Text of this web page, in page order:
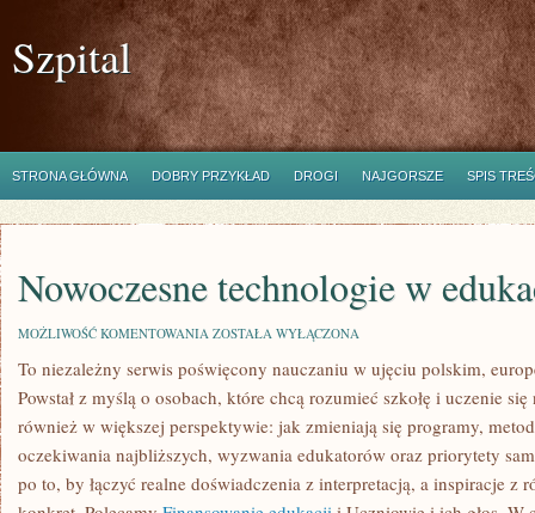
Szpital
STRONA GŁÓWNA DOBRY PRZYKŁAD DROGI NAJGORSZE SPIS
Nowoczesne technologie w
MOŻLIWOŚĆ KOMENTOWANIA NOWOCZESNE
W
EDUKACJI
ZOSTAŁA WYŁĄCZONA
To niezależny serwis poświęcony nauczaniu w ujęciu polskim,
Powstał z myślą o osobach, które chcą rozumieć szkołę i uczenie
również w większej perspektywie: jak zmieniają się programy,
oczekiwania najbliższych, wyzwania edukatorów oraz priorytety
po to, by łączyć realne doświadczenia z interpretacją, a inspiracje z